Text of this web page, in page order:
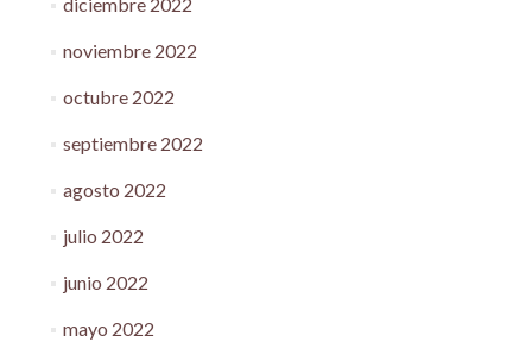
noviembre 2022
octubre 2022
septiembre 2022
agosto 2022
julio 2022
junio 2022
mayo 2022